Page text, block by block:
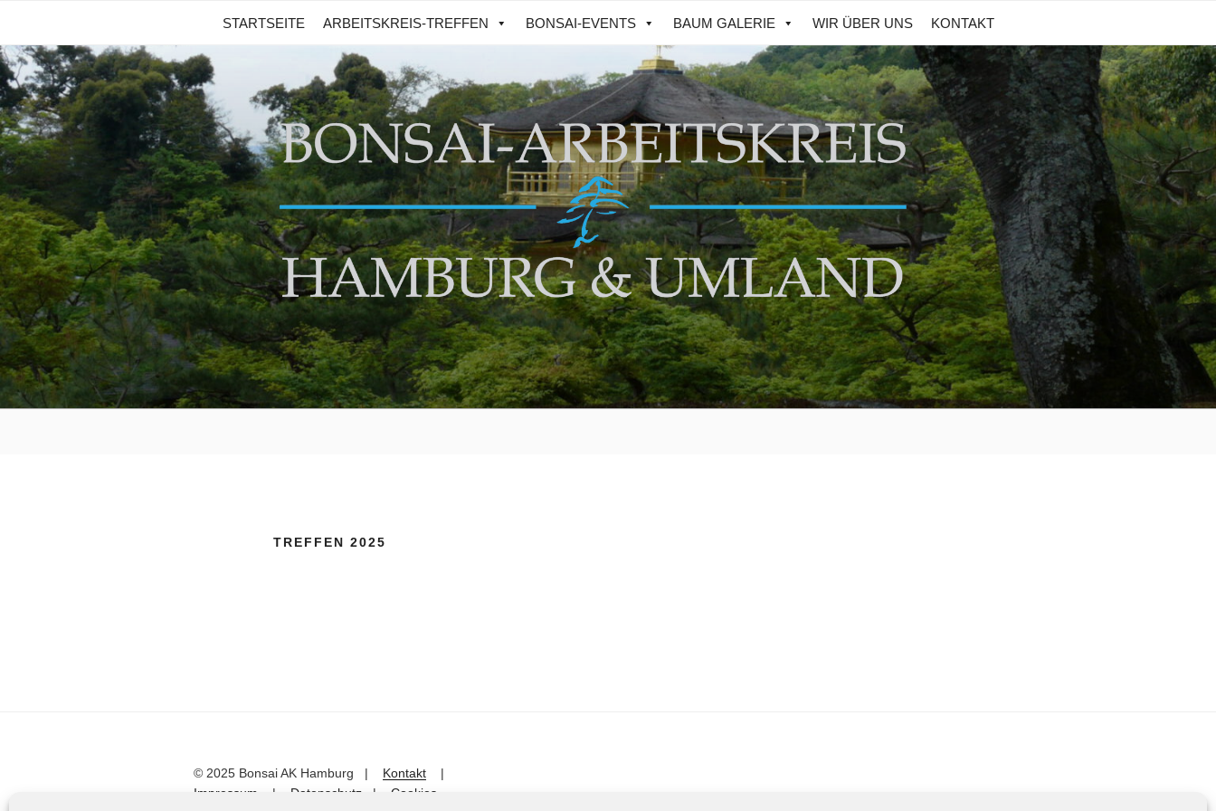
springen
BONSAI-ARBEITSKREIS HAMBURG UND
STARTSEITE ARBEITSKREIS-TREFFEN BONSAI-EVENTS BAUM GALERIE WIR ÜBER UNS KONTAKT
TREFFEN 2025
© 2025 Bonsai AK Hamburg | Kontakt |
Impressum | Datenschutz | Cookies